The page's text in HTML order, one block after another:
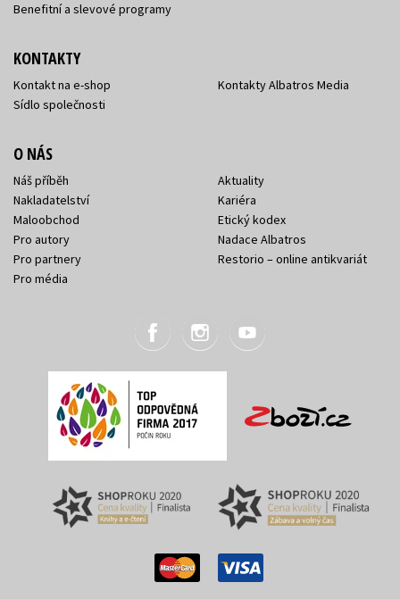
Benefitní a slevové programy
KONTAKTY
Kontakt na e-shop
Sídlo společnosti
Kontakty Albatros Media
O NÁS
Náš příběh
Nakladatelství
Maloobchod
Pro autory
Pro partnery
Pro média
Aktuality
Kariéra
Etický kodex
Nadace Albatros
Restorio – online antikvariát